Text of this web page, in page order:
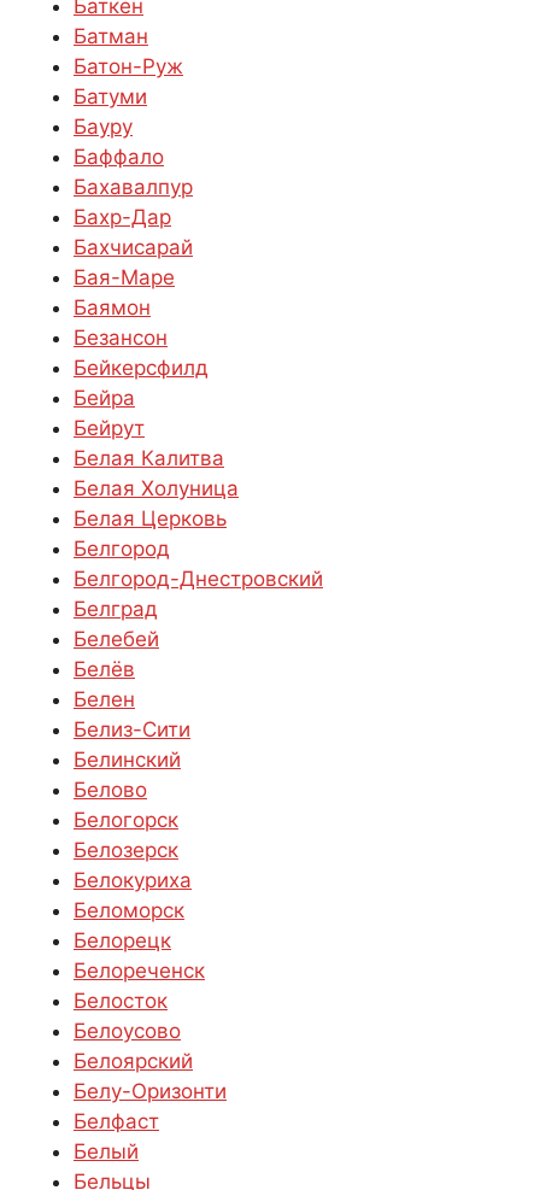
Баткен
Батман
Батон-Руж
Батуми
Бауру
Баффало
Бахавалпур
Бахр-Дар
Бахчисарай
Бая-Маре
Баямон
Безансон
Бейкерсфилд
Бейра
Бейрут
Белая Калитва
Белая Холуница
Белая Церковь
Белгород
Белгород-Днестровский
Белград
Белебей
Белёв
Белен
Белиз-Сити
Белинский
Белово
Белогорск
Белозерск
Белокуриха
Беломорск
Белорецк
Белореченск
Белосток
Белоусово
Белоярский
Белу-Оризонти
Белфаст
Белый
Бельцы